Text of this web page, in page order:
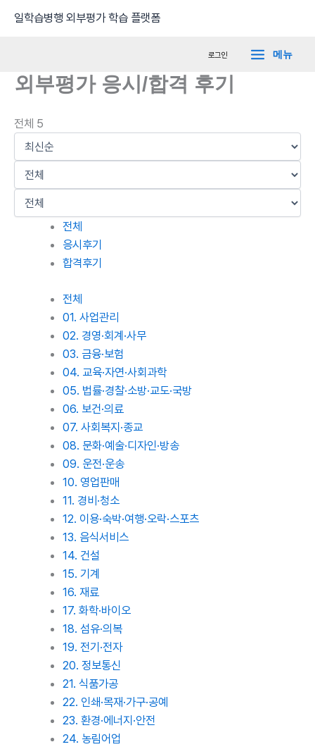
일학습병행 외부평가 학습 플랫폼
로그인
Menu
메뉴
외부평가 응시/합격 후기
전체 5
전체
응시후기
합격후기
전체
01. 사업관리
02. 경영·회계·사무
03. 금융·보험
04. 교육·자연·사회과학
05. 법률·경찰·소방·교도·국방
06. 보건·의료
07. 사회복지·종교
08. 문화·예술·디자인·방송
09. 운전·운송
10. 영업판매
11. 경비·청소
12. 이용·숙박·여행·오락·스포츠
13. 음식서비스
14. 건설
15. 기계
16. 재료
17. 화학·바이오
18. 섬유·의복
19. 전기·전자
20. 정보통신
21. 식품가공
22. 인쇄·목재·가구·공예
23. 환경·에너지·안전
24. 농림어업